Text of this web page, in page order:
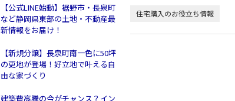
【公式LINE始動】裾野市・長泉町
など静岡県東部の土地・不動産最
新情報をお届け！
【新規分譲】長泉町南一色に50坪
の更地が登場！好立地で叶える自
由な家づくり
建築費高騰の今がチャンス？イン
住宅購入のお役立ち情報